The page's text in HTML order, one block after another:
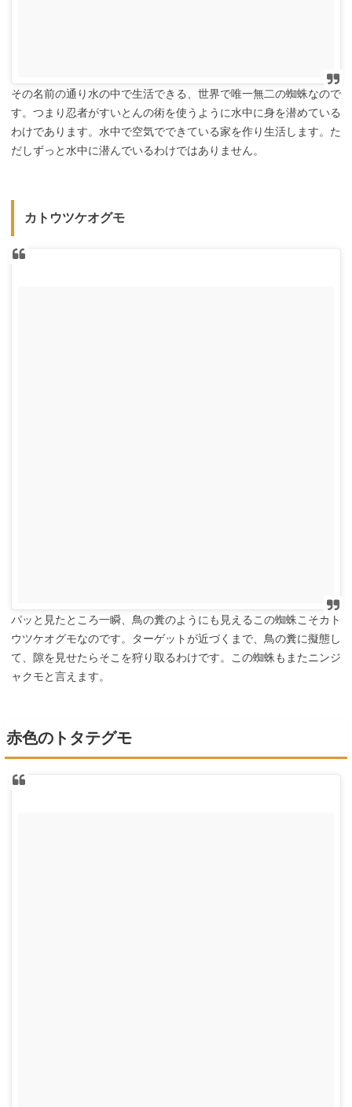
その名前の通り水の中で生活できる、世界で唯一無二の蜘蛛なので
す。つまり忍者がすいとんの術を使うように水中に身を潜めている
わけであります。水中で空気でできている家を作り生活します。た
だしずっと水中に潜んでいるわけではありません。
カトウツケオグモ
パッと見たところ一瞬、鳥の糞のようにも見えるこの蜘蛛こそカト
ウツケオグモなのです。ターゲットが近づくまで、鳥の糞に擬態し
て、隙を見せたらそこを狩り取るわけです。この蜘蛛もまたニンジ
ャクモと言えます。
赤色のトタテグモ